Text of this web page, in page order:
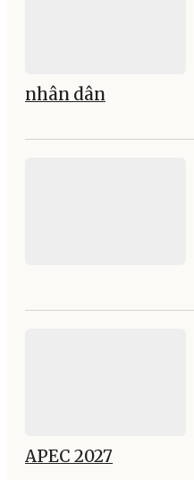
nhân dân
APEC 2027